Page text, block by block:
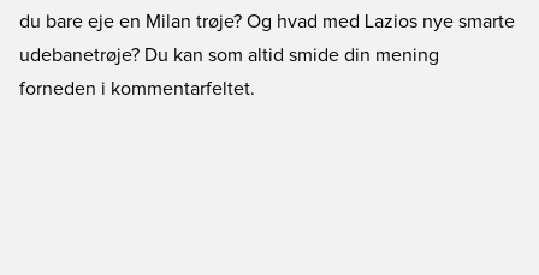
du bare eje en Milan trøje? Og hvad med Lazios nye smarte
udebanetrøje? Du kan som altid smide din mening
forneden i kommentarfeltet.